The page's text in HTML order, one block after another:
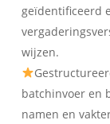
geïdentificeerd
wijzen.
batchinvoer en
namen en